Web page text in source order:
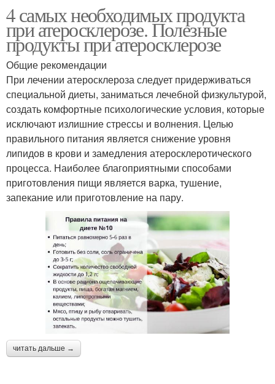
4 самых необходимых продукта
при атеросклерозе. Полезные
продукты при атеросклерозе
Общие рекомендации
При лечении атеросклероза следует придерживаться
специальной диеты, заниматься лечебной физкультурой,
создать комфортные психологические условия, которые
исключают излишние стрессы и волнения. Целью
правильного питания является снижение уровня
липидов в крови и замедления атеросклеротического
процесса. Наиболее благоприятными способами
приготовления пищи является варка, тушение,
запекание или приготовление на пару.
читать дальше →